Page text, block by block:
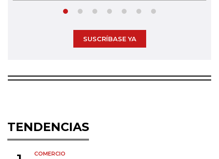
SUSCRÍBASE YA
TENDENCIAS
COMERCIO